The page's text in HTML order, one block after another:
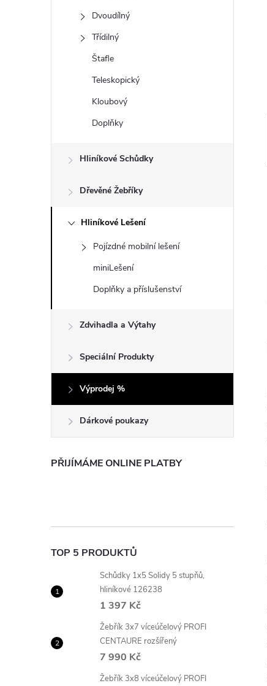
p
Dvoudílný
Třídilný
Štafle
Teleskopický
Kloubový
Doplňky
Hliníkové Schůdky
Dřevěné Žebříky
Hliníkové Lešení
Pojízdné mobilní lešení
miniLešení
Doplňky a příslušenství
Zdvihadla a Výtahy
Speciální Produkty
Výprodej %
Dárkové poukazy
PŘIJÍMÁME ONLINE PLATBY
TOP 5 PRODUKTŮ
Schůdky 1x5 Solidy 5 stupňů,
hliníkové 126238
1 397 Kč
Žebřík 3x7 víceúčelový PROFI
CENTAURE rozšířený
7 990 Kč
Žebřík 3x8 víceúčelový PROFI